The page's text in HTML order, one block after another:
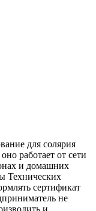
для солярия
работает от сети
и домашних
Технических
сертификат
не
и